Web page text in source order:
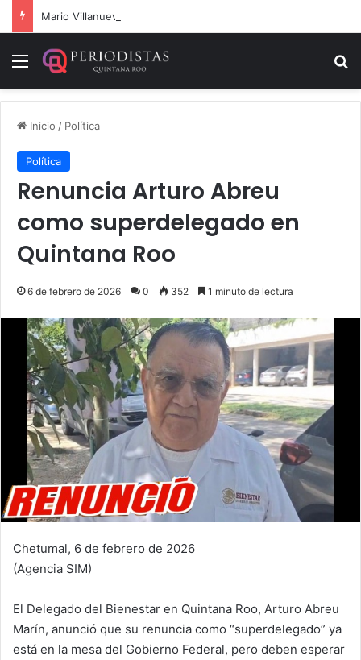
Mario Villanueva desmiente datos falsos sobre su caso
Menú
Inicio / Política
Política
Renuncia Arturo Abreu
como superdelegado en
Quintana Roo
6 de febrero de 2026 0 352 1 minuto de lectura
Chetumal, 6 de febrero de 2026
(Agencia SIM)
El Delegado del Bienestar en Quintana Roo, Arturo Abreu
Marín, anunció que su renuncia como “superdelegado” ya
está en la mesa del Gobierno Federal, pero deben esperar